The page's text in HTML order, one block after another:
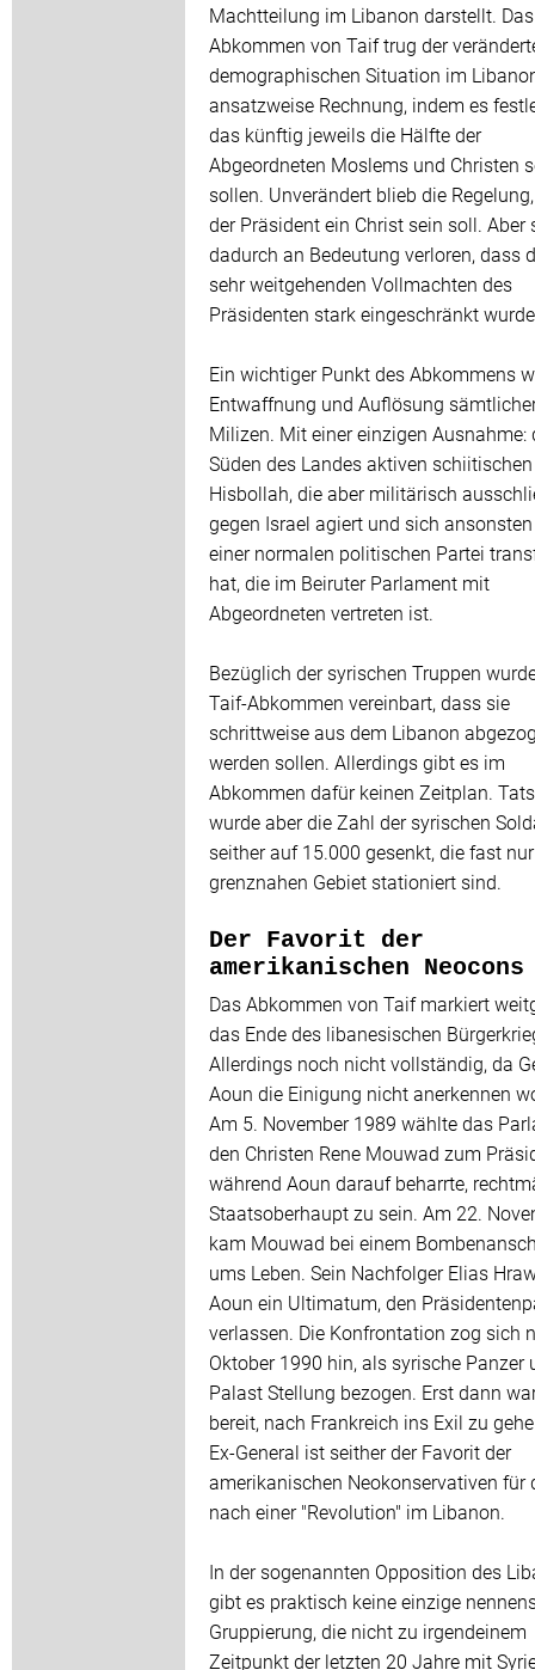
Machtteilung im Libanon darstellt. Das
Abkommen von Taif trug der
demographischen Situation im
ansatzweise Rechnung, indem es
das künftig jeweils die Hälfte der
Abgeordneten Moslems und Christen
sollen. Unverändert blieb die
der Präsident ein Christ sein soll. Aber
dadurch an Bedeutung verloren, dass
sehr weitgehenden Vollmachten des
Präsidenten stark eingeschränkt
Ein wichtiger Punkt des Abkommens
Entwaffnung und Auflösung
Milizen. Mit einer einzigen Ausnahme:
Süden des Landes aktiven schiitischen
Hisbollah, die aber militärisch
gegen Israel agiert und sich
einer normalen politischen Partei
hat, die im Beiruter Parlament mit
Abgeordneten vertreten ist.
Bezüglich der syrischen Truppen
Taif-Abkommen vereinbart, dass sie
schrittweise aus dem Libanon
werden sollen. Allerdings gibt es im
Abkommen dafür keinen Zeitplan.
wurde aber die Zahl der syrischen
seither auf 15.000 gesenkt, die fast
grenznahen Gebiet stationiert sind.
Der Favorit der
amerikanischen Neocons
Das Abkommen von Taif markiert
das Ende des libanesischen
Allerdings noch nicht vollständig, da
Aoun die Einigung nicht anerkennen
Am 5. November 1989 wählte das
den Christen Rene Mouwad zum
während Aoun darauf beharrte,
Staatsoberhaupt zu sein. Am 22.
kam Mouwad bei einem
ums Leben. Sein Nachfolger Elias
Aoun ein Ultimatum, den
verlassen. Die Konfrontation zog sich
Oktober 1990 hin, als syrische Panzer
Palast Stellung bezogen. Erst dann
bereit, nach Frankreich ins Exil zu
Ex-General ist seither der Favorit der
amerikanischen Neokonservativen für
nach einer "Revolution" im Libanon.
In der sogenannten Opposition des
gibt es praktisch keine einzige
Gruppierung, die nicht zu irgendeinem
Zeitpunkt der letzten 20 Jahre mit